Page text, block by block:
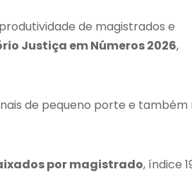
de magistrados e
Justiça em Números 2026,
de pequeno porte e também
por magistrado, índice